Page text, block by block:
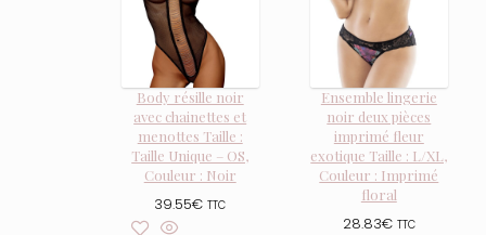
Body résille noir
avec chainettes et
menottes Taille :
Taille Unique – OS,
Couleur : Noir
39.55€ TTC
Ensemble lingerie
noir deux pièces
imprimé fleur
exotique Taille : L/XL,
Couleur : Imprimé
floral
28.83€ TTC